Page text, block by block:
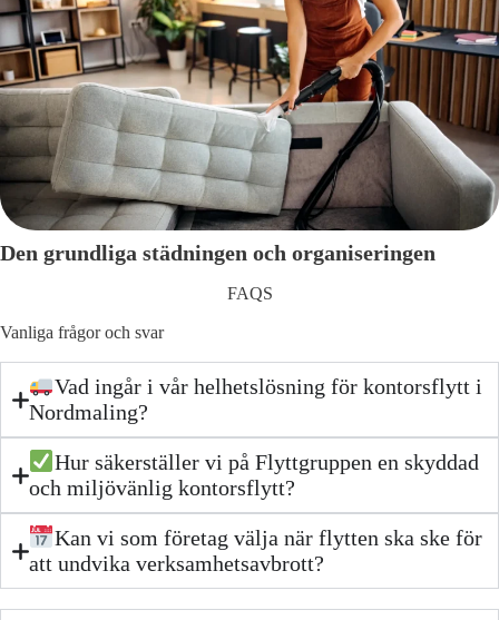
Den grundliga städningen och organiseringen
FAQS
Vanliga frågor och svar
Vad ingår i vår helhetslösning för kontorsflytt i
Nordmaling?
Hur säkerställer vi på Flyttgruppen en skyddad
och miljövänlig kontorsflytt?
Kan vi som företag välja när flytten ska ske för
att undvika verksamhetsavbrott?